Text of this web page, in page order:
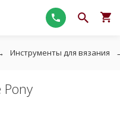
Инструменты для вязания
Pony